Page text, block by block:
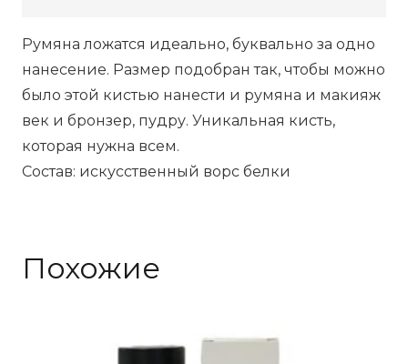
Румяна ложатся идеально, буквально за одно
нанесение. Размер подобран так, чтобы можно
было этой кистью нанести и румяна и макияж
век и бронзер, пудру. Уникальная кисть,
которая нужна всем.
Состав: искусственный ворс белки
Похожие